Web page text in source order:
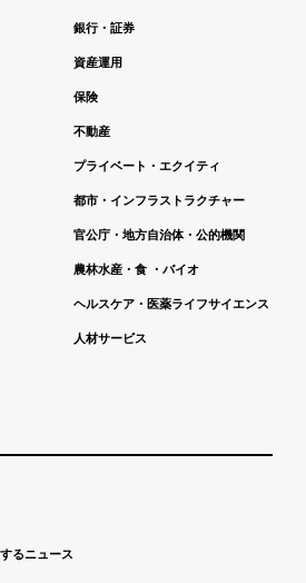
銀行・証券
資産運用
保険
不動産
プライベート・エクイティ
都市・インフラストラクチャー
官公庁・地方自治体・公的機関
農林水産・食 ・バイオ
ヘルスケア・医薬ライフサイエンス
人材サービス
るニュース